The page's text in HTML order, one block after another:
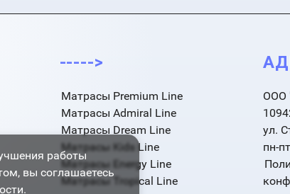
----->
Матрасы Premium Line
Матрасы Admiral Line
Матрасы Dream Line
Матрасы Kids Line
Матрасы Energy Line
Матрасы Tropical Line
ООО
ул.
пн-
работы
вы соглашаетесь
.